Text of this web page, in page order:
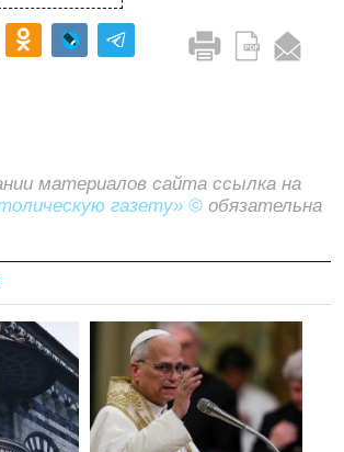
материалов сайта ссылка на
газету» © обязательна